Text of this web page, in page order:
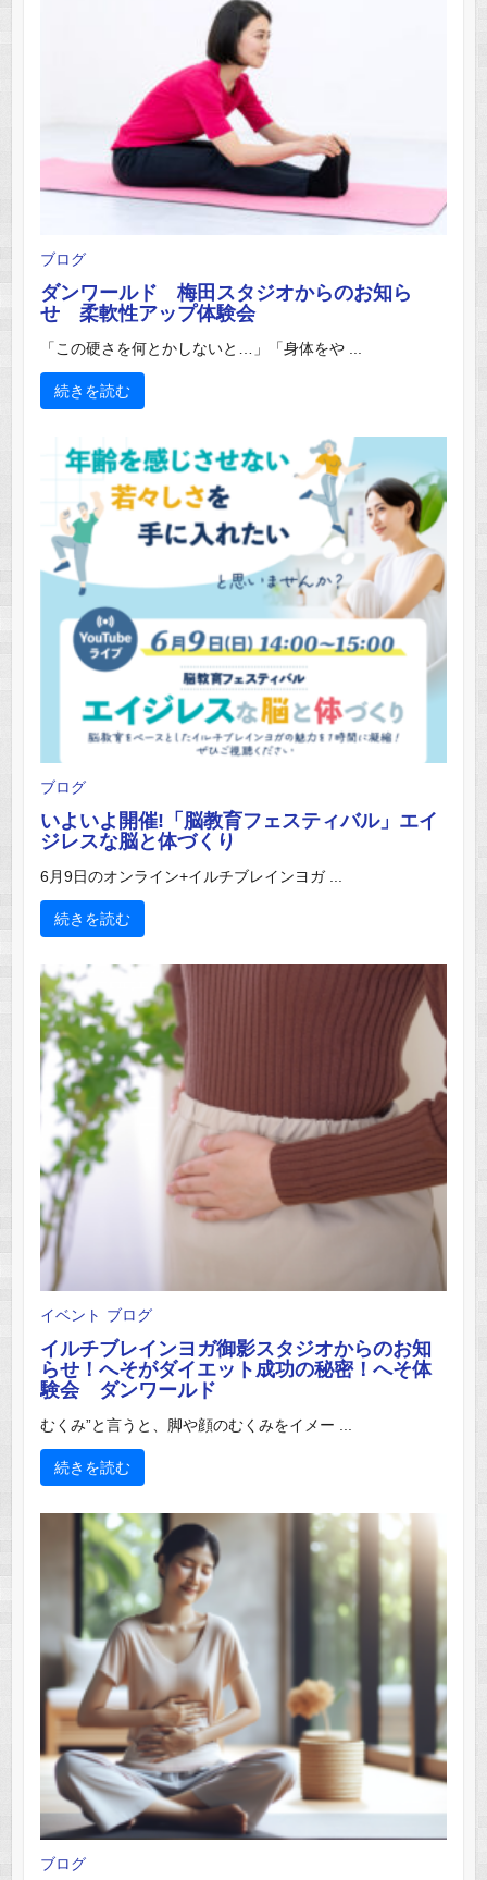
ブログ
ダンワールド 梅田スタジオからのお知ら
せ 柔軟性アップ体験会
「この硬さを何とかしないと…」「身体をや ...
続きを読む
ブログ
いよいよ開催!「脳教育フェスティバル」エイ
ジレスな脳と体づくり
6月9日のオンライン+イルチブレインヨガ ...
続きを読む
イベント ブログ
イルチブレインヨガ御影スタジオからのお知
らせ！へそがダイエット成功の秘密！へそ体
験会 ダンワールド
むくみ”と言うと、脚や顔のむくみをイメー ...
続きを読む
ブログ